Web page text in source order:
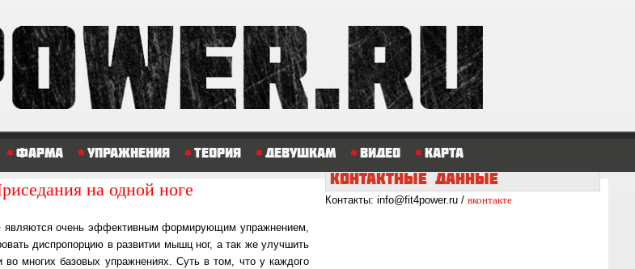
Фарма Упражнения Теория Девушкам Видео Карта
на одной ноге
являются очень эффективным формирующим упражнением,
диспропорцию в развитии мышц ног, а так же улучшить
во многих базовых упражнениях. Суть в том, что у каждого
КОНТАКТНЫЕДАННЫЕ
Контакты: info@fit4power.ru / вконтакте